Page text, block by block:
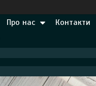
Про нас Контакти